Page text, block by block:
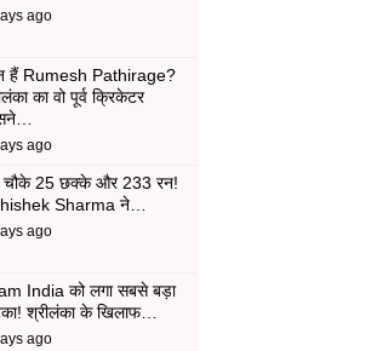
ago
हैं Rumesh Pathirage?
का वो पूर्व क्रिकेटर
ago
चौके 25 छक्के और 233 रन!
Sharma ने…
ago
India को लगा सबसे बड़ा
श्रीलंका के खिलाफ…
ago